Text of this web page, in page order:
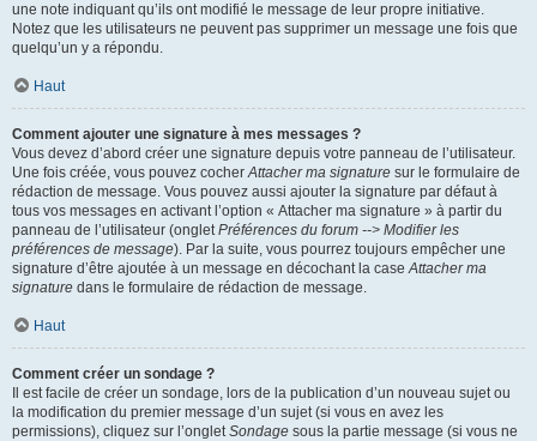
une note indiquant qu’ils ont modifié le message de leur propre initiative.
Notez que les utilisateurs ne peuvent pas supprimer un message une fois que
quelqu’un y a répondu.
Haut
Comment ajouter une signature à mes messages ?
Vous devez d’abord créer une signature depuis votre panneau de l’utilisateur.
Une fois créée, vous pouvez cocherAttacher ma signature sur le formulaire de
rédaction de message. Vous pouvez aussi ajouter la signature par défaut à
tous vos messages en activant l’option « Attacher ma signature » à partir du
panneau de l’utilisateur (ongletPréférences du forum --> Modifier les
préférences de message). Par la suite, vous pourrez toujours empêcher une
signature d’être ajoutée à un message en décochant la caseAttacher ma
signature dans le formulaire de rédaction de message.
Haut
Comment créer un sondage ?
Il est facile de créer un sondage, lors de la publication d’un nouveau sujet ou
la modification du premier message d’un sujet (si vous en avez les
permissions), cliquez sur l’ongletSondage sous la partie message (si vous ne